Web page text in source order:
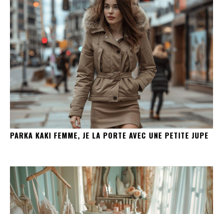
PARKA KAKI FEMME, JE LA PORTE AVEC UNE PETITE JUPE